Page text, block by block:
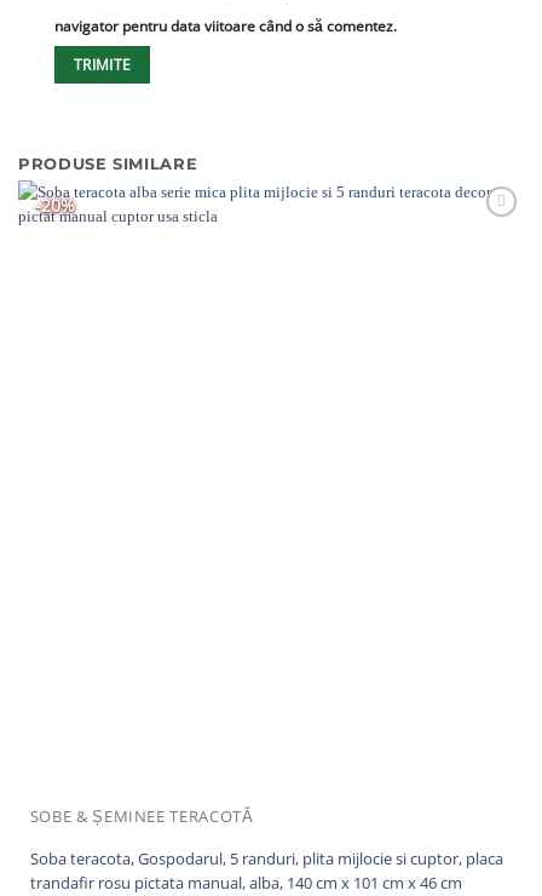
navigator pentru data viitoare când o să comentez.
PRODUSE SIMILARE
-20%
SOBE & ȘEMINEE TERACOTĂ
Soba teracota, Gospodarul, 5 randuri, plita mijlocie si cuptor, placa
trandafir rosu pictata manual, alba, 140 cm x 101 cm x 46 cm